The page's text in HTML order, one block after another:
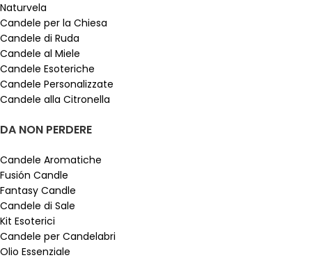
Naturvela
Candele per la Chiesa
Candele di Ruda
Candele al Miele
Candele Esoteriche
Candele Personalizzate
Candele alla Citronella
DA NON PERDERE
Candele Aromatiche
Fusión Candle
Fantasy Candle
Candele di Sale
Kit Esoterici
Candele per Candelabri
Olio Essenziale